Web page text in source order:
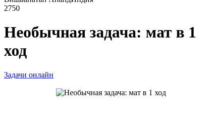
2750
Необычная задача: мат в 1
ход
Задачи онлайн